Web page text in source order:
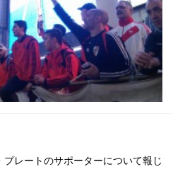
レートのサポーターについて報じ